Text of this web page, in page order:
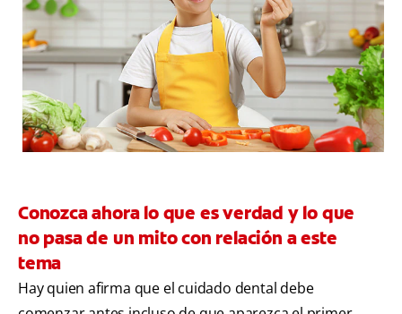
SUSCRÍBASE
Conozca ahora lo que es verdad y lo que
no pasa de un mito con relación a este
tema
Hay quien afirma que el cuidado dental debe